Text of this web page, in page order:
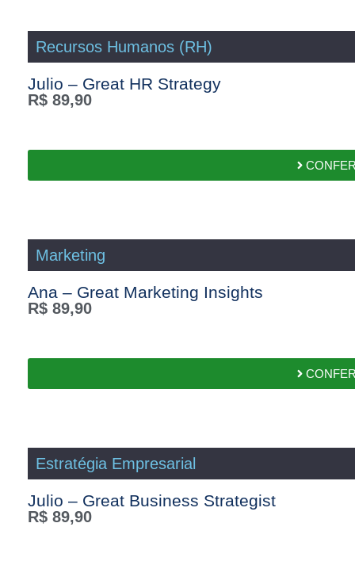
Recursos Humanos (RH)
Julio – Great HR Strategy
R$89,90
Marketing
Ana – Great Marketing Insights
R$89,90
Estratégia Empresarial
Julio – Great Business Strategist
R$89,90